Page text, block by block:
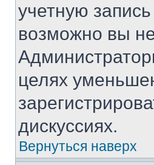
учетную
возможно вы
целях
дискуссиях.
Вернуться наверх